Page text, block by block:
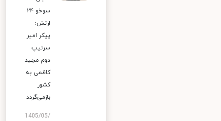
سوخو ۲۴
ارتش؛
پیکر امیر
سرتیپ
دوم مجید
کاظمی به
کشور
بازمی‌گردد
1405/05/